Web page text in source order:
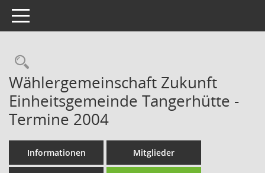
Toggle navigation
Rechercheauswahl
Wählergemeinschaft Zukunft
Einheitsgemeinde Tangerhütte -
Termine 2004
Informationen Mitglieder